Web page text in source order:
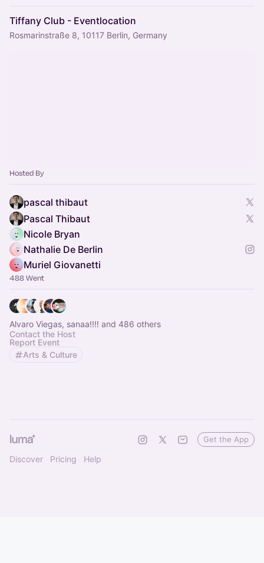
Tiffany Club - Eventlocation
Rosmarinstraße 8, 10117 Berlin, Germany
Hosted By
pascal thibaut
Pascal Thibaut
Nicole Bryan
Nathalie De Berlin
Muriel Giovanetti
488 Went
Alvaro Viegas, sanaa!!!! and 486 others
Contact the Host
Report Event
Arts & Culture
Discover Pricing Help
Get the App